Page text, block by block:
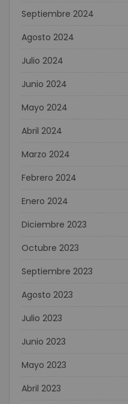
Septiembre 2024
Agosto 2024
Julio 2024
Junio 2024
Mayo 2024
Abril 2024
Marzo 2024
Febrero 2024
Enero 2024
Diciembre 2023
Octubre 2023
Septiembre 2023
Agosto 2023
Julio 2023
Junio 2023
Mayo 2023
Abril 2023